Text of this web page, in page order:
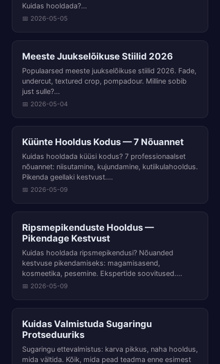
Kuidas hooldada?...
📅 2026-05-05
Meeste Juukselõikuse Stiilid 2026
Populaarsed meeste juukselõikuse stiilid 2026. Fade,
undercut, textured crop, pompadour. Milline sobib
just sulle?...
📅 2026-05-04
Küünte Hooldus Kodus — 7 Nõuannet
Kuidas hooldada küüsi kodus? 7 professionaalset
nõuannet: niisutamine, kujundamine, kutiikulahooldus.
Pikenda geellaki kestvust....
📅 2026-05-09
Ripsmepikenduste Hooldus —
Pikendage Kestvust
Kuidas hooldada ripsmepikendusi? Nõuanded
kestvuse pikendamiseks: magamisasend,
kosmeetika, pesemine. Ekspertide soovitused....
📅 2026-05-09
Kuidas Valmistuda Sugaringu
Protseduuriks
Sugaringu ettevalmistus: karva pikkus, naha hooldus,
mida vältida. Kõik, mida pead teadma enne esimest